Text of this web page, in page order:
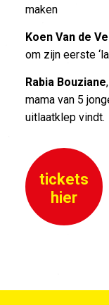
maken
Koen Van de
om zijn eerste
Rabia Bouziane
mama van 5
uitlaatklep vindt.
tickets
hier